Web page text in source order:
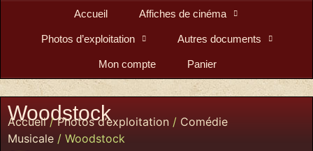
Accueil Affiches de cinéma
Photos d’exploitation Autres documents
Mon compte Panier
Woodstock
Accueil/Photos d’exploitation / Comédie
Musicale / Woodstock